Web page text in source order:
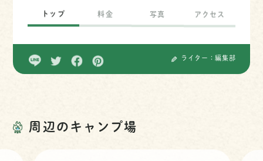
トップ 料金 写真 アクセス
ライター：編集部
周辺のキャンプ場